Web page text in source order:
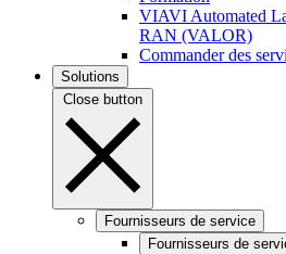
VIAVI Automated
RAN (VALOR)
Commander des
Solutions
Close button
Fournisseurs de service
Fournisseurs de